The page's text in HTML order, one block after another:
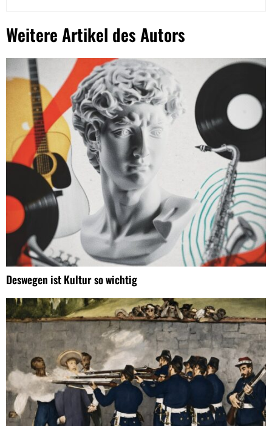
Weitere Artikel des Autors
Deswegen ist Kultur so wichtig